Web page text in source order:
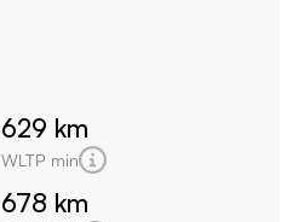
629 km
WLTP min
678 km